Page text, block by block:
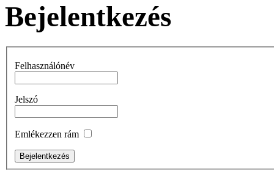
Bejelentkezés
Felhasználónév
Jelszó
Emlékezzen rám